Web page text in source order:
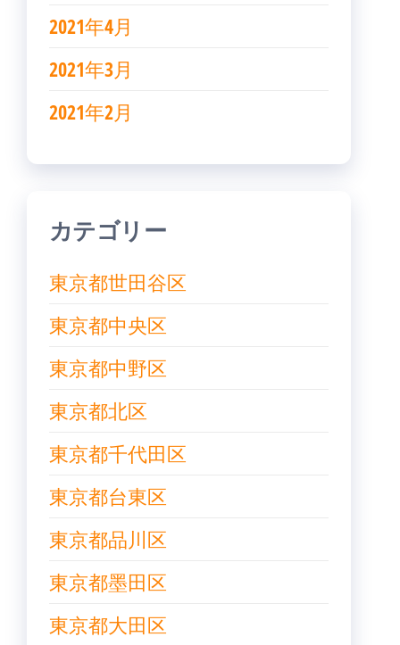
2021年4月
2021年3月
2021年2月
カテゴリー
東京都世田谷区
東京都中央区
東京都中野区
東京都北区
東京都千代田区
東京都台東区
東京都品川区
東京都墨田区
東京都大田区